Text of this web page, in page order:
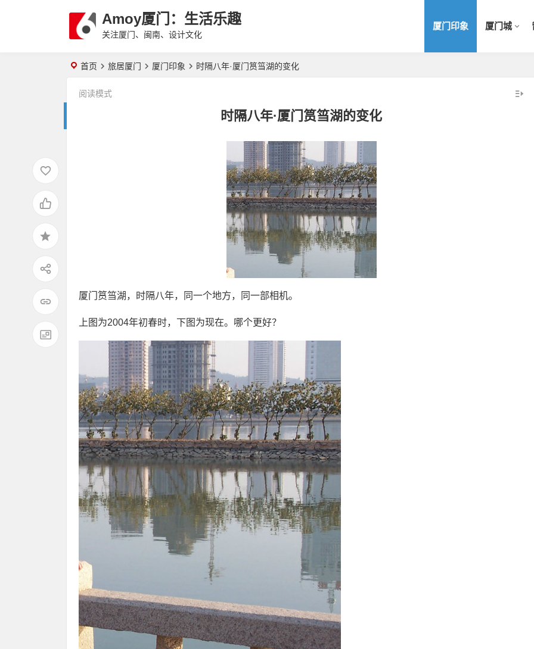
Amoy厦门：生活乐趣
关注厦门、闽南、设计文化
厦门印象 厦门城
首页 旅居厦门 厦门印象 时隔八年·厦门筼筜湖的变化
时隔八年·厦门筼筜湖的变化
阅读模式
厦门筼筜湖，时隔八年，同一个地方，同一部相机。
上图为2004年初春时，下图为现在。哪个更好？